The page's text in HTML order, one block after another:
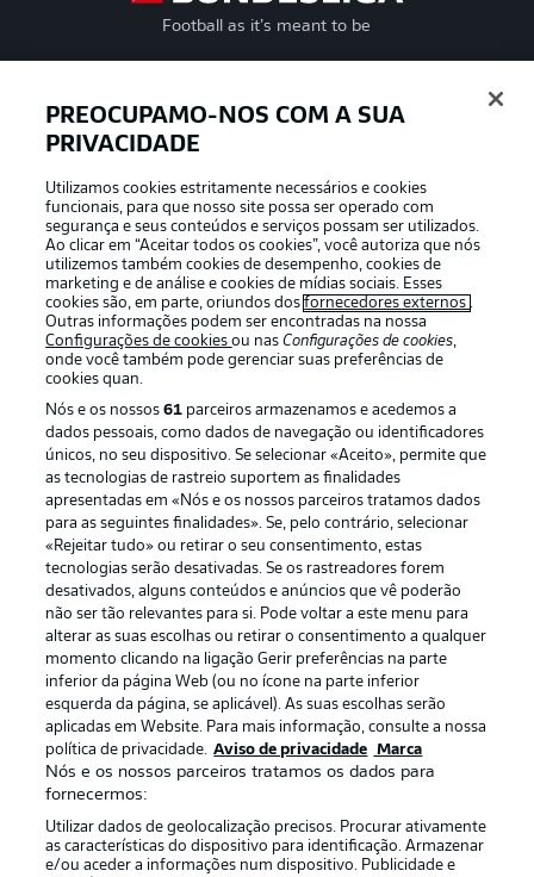
Football as it’s meant to be
APLICATIVO DA BUNDESLIGA
Oferecido por
Publicidade Avisos legais
Gerir preferências Aviso de privacidade
Emissoras
Trabalhe conosco Marca
Contato Jogadores
PREOCUPAMO-NOS COM A SUA
PRIVACIDADE
Utilizamos cookies estritamente necessários e cookies
funcionais, para que nosso site possa ser operado com
segurança e seus conteúdos e serviços possam ser utilizados.
Ao clicar em “Aceitar todos os cookies”, você autoriza que nós
utilizemos também cookies de desempenho, cookies de
marketing e de análise e cookies de mídias sociais. Esses
cookies são, em parte, oriundos dosfornecedores externos .
Outras informações podem ser encontradas na nossa
Configurações de cookiesou nasConfigurações de cookies,
onde você também pode gerenciar suas preferências de
cookies quan.
Nós e os nossos61 parceiros armazenamos e acedemos a
dados pessoais, como dados de navegação ou identificadores
únicos, no seu dispositivo. Se selecionar «Aceito», permite que
as tecnologias de rastreio suportem as finalidades
apresentadas em «Nós e os nossos parceiros tratamos dados
para as seguintes finalidades». Se, pelo contrário, selecionar
«Rejeitar tudo» ou retirar o seu consentimento, estas
tecnologias serão desativadas. Se os rastreadores forem
desativados, alguns conteúdos e anúncios que vê poderão
não ser tão relevantes para si. Pode voltar a este menu para
alterar as suas escolhas ou retirar o consentimento a qualquer
momento clicando na ligação Gerir preferências na parte
inferior da página Web (ou no ícone na parte inferior
esquerda da página, se aplicável). As suas escolhas serão
aplicadas em Website. Para mais informação, consulte a nossa
política de privacidade. Aviso de privacidade Marca
Nós e os nossos parceiros tratamos os dados para
fornecermos:
Utilizar dados de geolocalização precisos. Procurar ativamente
as características do dispositivo para identificação. Armazenar
e/ou aceder a informações num dispositivo. Publicidade e